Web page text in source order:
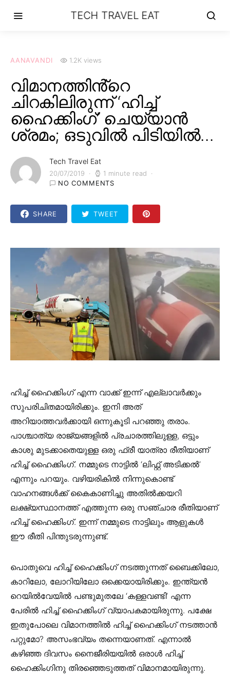
TECH TRAVEL EAT
AANAVANDI 1.2K views
വിമാനത്തിൻ്റെ
ചിറകിലിരുന്ന് ‘ഹിച്ച്
ഹൈക്കിംഗ്’ ചെയ്യാൻ
ശ്രമം; ഒടുവിൽ പിടിയിൽ…
Tech Travel Eat
20/07/2019
1 minute read
NO COMMENTS
SHARE TWEET
ഹിച്ച് ഹൈക്കിംഗ് എന്ന വാക്ക് ഇന്ന് എല്ലാവർക്കും
സുപരിചിതമായിരിക്കും. ഇനി അത്
അറിയാത്തവർക്കായി ഒന്നുകൂടി പറഞ്ഞു തരാം.
പാശ്ചാത്യ രാജ്യങ്ങളിൽ പ്രചാരത്തിലുള്ള, ഒട്ടും
കാശു മുടക്കാതെയുള്ള ഒരു ഫ്രീ യാത്രാ രീതിയാണ്
ഹിച്ച് ഹൈക്കിംഗ്. നമ്മുടെ നാട്ടിൽ ‘ലിഫ്റ്റ് അടിക്കൽ’
എന്നും പറയും. വഴിയരികിൽ നിന്നുകൊണ്ട്
വാഹനങ്ങൾക്ക് കൈകാണിച്ചു അതിൽക്കയറി
ലക്ഷ്യസ്ഥാനത്ത് എത്തുന്ന ഒരു സഞ്ചാര രീതിയാണ്
ഹിച്ച് ഹൈക്കിംഗ്. ഇന്ന് നമ്മുടെ നാട്ടിലും ആളുകൾ
ഈ രീതി പിന്തുടരുന്നുണ്ട്.
പൊതുവെ ഹിച്ച് ഹൈക്കിംഗ് നടത്തുന്നത് ബൈക്കിലോ,
കാറിലോ, ലോറിയിലോ ഒക്കെയായിരിക്കും. ഇന്ത്യൻ
റെയിൽവേയിൽ പണ്ടുമുതലേ ‘കള്ളവണ്ടി’ എന്ന
പേരിൽ ഹിച്ച് ഹൈക്കിംഗ് വ്യാപകമായിരുന്നു. പക്ഷേ
ഇതുപോലെ വിമാനത്തിൽ ഹിച്ച് ഹൈക്കിംഗ് നടത്താൻ
പറ്റുമോ? അസംഭവ്യം തന്നെയാണത്. എന്നാൽ
കഴിഞ്ഞ ദിവസം നൈജീരിയയിൽ ഒരാൾ ഹിച്ച്
ഹൈക്കിംഗിനു തിരഞ്ഞെടുത്തത് വിമാനമായിരുന്നു.